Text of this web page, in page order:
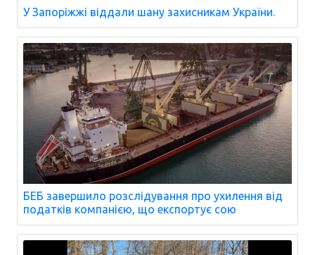
У Запоріжжі віддали шану захисникам України.
БЕБ завершило розслідування про ухилення від
податків компанією, що експортує сою